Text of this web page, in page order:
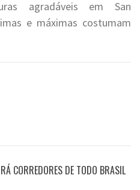
agradáveis em San
e máximas costumam
CORREDORES DE TODO BRASIL